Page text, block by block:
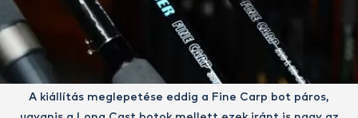
A kiállítás meglepetése eddig a Fine Carp bot páros,